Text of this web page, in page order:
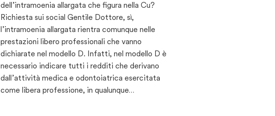
dell’intramoenia allargata che figura nella Cu?
Richiesta sui social Gentile Dottore, sì,
l’intramoenia allargata rientra comunque nelle
prestazioni libero professionali che vanno
dichiarate nel modello D. Infatti, nel modello D è
necessario indicare tutti i redditi che derivano
dall’attività medica e odontoiatrica esercitata
come libera professione, in qualunque…